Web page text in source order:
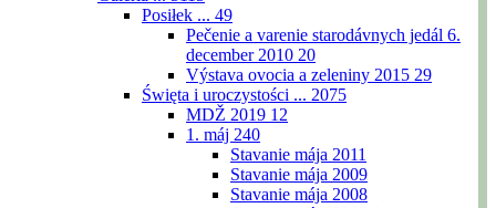
Posiłek ... 49
Pečenie a varenie starodávnych jedál 6.
december 2010 20
Výstava ovocia a zeleniny 2015 29
Święta i uroczystości ... 2075
MDŽ 2019 12
1. máj 240
Stavanie mája 2011
Stavanie mája 2009
Stavanie mája 2008